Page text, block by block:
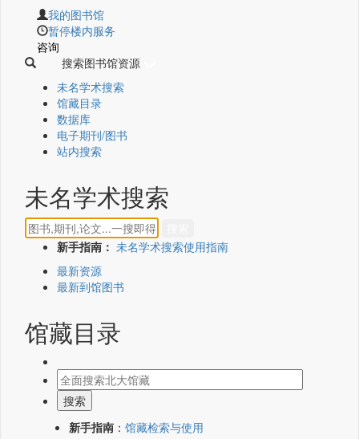
我的图书馆
暂停楼内服务
咨询
搜索图书馆资源
未名学术搜索
馆藏目录
数据库
电子期刊/图书
站内搜索
未名学术搜索
新手指南： 未名学术搜索使用指南
最新资源
最新到馆图书
馆藏目录
新手指南 ： 馆藏检索与使用